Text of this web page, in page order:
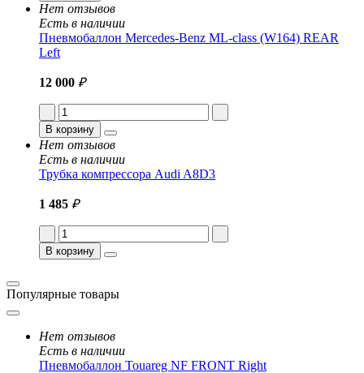
Нет отзывов
Есть в наличии
Пневмобаллон Mercedes-Benz ML-class (W164) REAR
Left
12 000 ₽
В корзину
Нет отзывов
Есть в наличии
Трубка компрессора Audi A8D3
1 485 ₽
В корзину
Популярные товары
Нет отзывов
Есть в наличии
Пневмобаллон Touareg NF FRONT Right